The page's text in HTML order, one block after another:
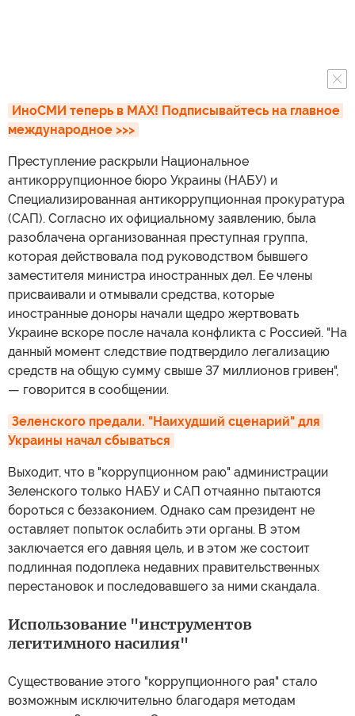
ИноСМИ теперь в MAX! Подписывайтесь на главное
международное >>>
Преступление раскрыли Национальное
антикоррупционное бюро Украины (НАБУ) и
Специализированная антикоррупционная прокуратура
(САП). Согласно их официальному заявлению, была
разоблачена организованная преступная группа,
которая действовала под руководством бывшего
заместителя министра иностранных дел. Ее члены
присваивали и отмывали средства, которые
иностранные доноры начали щедро жертвовать
Украине вскоре после начала конфликта с Россией. "На
данный момент следствие подтвердило легализацию
средств на общую сумму свыше 37 миллионов гривен",
— говорится в сообщении.
Зеленского предали. "Наихудший сценарий" для
Украины начал сбываться
Выходит, что в "коррупционном раю" администрации
Зеленского только НАБУ и САП отчаянно пытаются
бороться с беззаконием. Однако сам президент не
оставляет попыток ослабить эти органы. В этом
заключается его давняя цель, и в этом же состоит
подлинная подоплека недавних правительственных
перестановок и последовавшего за ними скандала.
Использование "инструментов
легитимного насилия"
Существование этого "коррупционного рая" стало
возможным исключительно благодаря методам